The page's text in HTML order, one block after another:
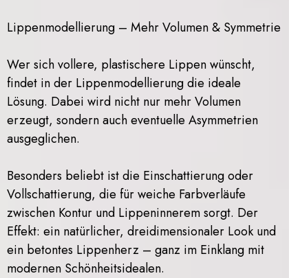
Lippenmodellierung – Mehr Volumen & Symmetrie
Wer sich vollere, plastischere Lippen wünscht,
findet in der Lippenmodellierung die ideale
Lösung. Dabei wird nicht nur mehr Volumen
erzeugt, sondern auch eventuelle Asymmetrien
ausgeglichen.
Besonders beliebt ist die Einschattierung oder
Vollschattierung, die für weiche Farbverläufe
zwischen Kontur und Lippeninnerem sorgt. Der
Effekt: ein natürlicher, dreidimensionaler Look und
ein betontes Lippenherz – ganz im Einklang mit
modernen Schönheitsidealen.